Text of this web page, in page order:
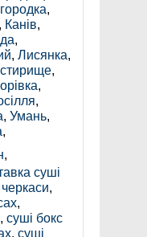
,
, Канів,
,
, Лисянка,
,
,
,
, Умань,
,
,
суші
,
,
, суші бокс
, суші